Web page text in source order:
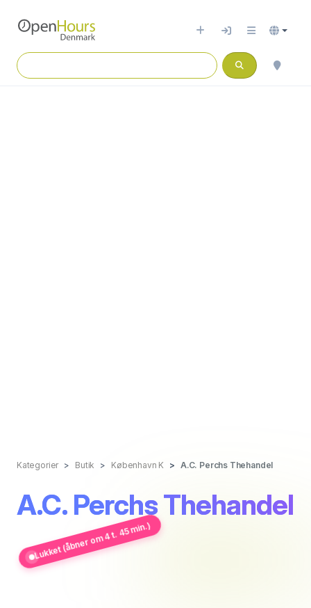
Kategorier Butik København K A.C. Perchs Thehandel
A.C. Perchs Thehandel
Lukket (åbner om 4 t. 45 min.)